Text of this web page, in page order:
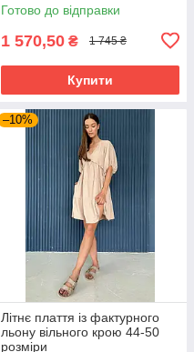
Готово до відправки
1 570,50 ₴ 1 745 ₴
Купити
–10%
Літнє плаття із фактурного
льону вільного крою 44-50
розміри